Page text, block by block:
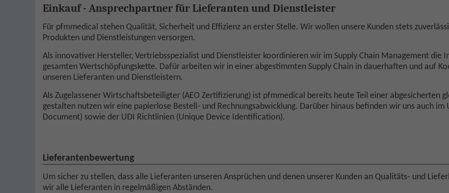
Einkauf - Ansprechpartner für Lieferanten und Dienstleister
Für pfmmedical stehen Qualität, Sicherheit und Effizienz an erster Stelle. Wir wollen unsere Kunden stets
Produkten und Dienstleistungen versorgen.
Als innovativer Hersteller, Vertriebsspezialist und Dienstleister koordinieren wir im Supply Chain Management
gesamten Wertschöpfungskette. Dafür arbeiten wir in einer abgestimmten Supply Chain in dauerhaften und auf
unseren Lieferanten und Dienstleistern.
Als Zugelassener Wirtschaftsbeteiligter (AEO Zertifizierung) ist pfmmedical bereits heute Teil einer abgesicherten
gestalten nutzen wir eine papierlose Bestell- und Rechnungsabwicklung. Darüber hinaus befinden wir uns auch im
Document) sowie der UDI Richtlinien (Unique Device Identification).
Lieferantenbewertung
Um sicher zu stellen, dass alle Lieferanten unseren Ansprüchen und denen unserer Kunden an Qualitäts- und
wir alle Lieferanten in regelmäßigen Abständen.